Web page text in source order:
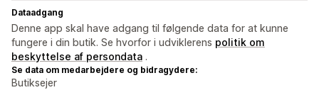
Dataadgang
Denne app skal have adgang til følgende data for at kunne
fungere i din butik. Se hvorfor i udviklerens politik om
beskyttelse af persondata .
Se data om medarbejdere og bidragydere:
Butiksejer